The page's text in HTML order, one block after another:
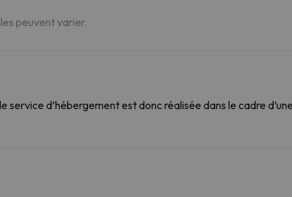
peuvent varier.
d’hébergement est donc réalisée dans le cadre